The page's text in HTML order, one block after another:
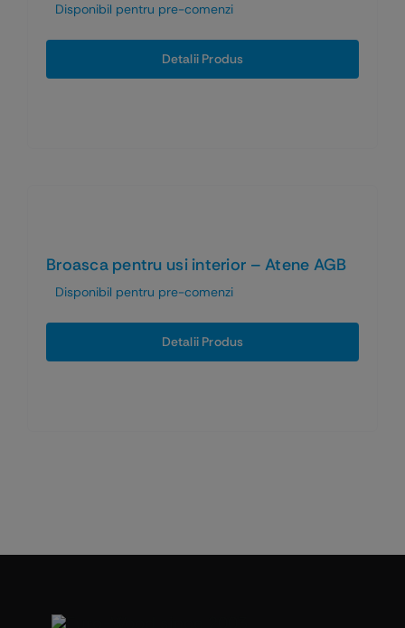
Disponibil pentru pre-comenzi
Detalii Produs
Broasca pentru usi interior – Atene AGB
Disponibil pentru pre-comenzi
Detalii Produs